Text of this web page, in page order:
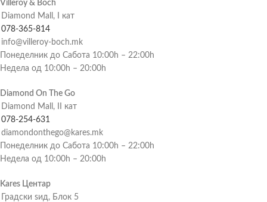
Villeroy & Boch
Diamond Mall, I кат
078-365-814
info@villeroy-boch.mk
Понеделник до Сабота 10:00h – 22:00h
Недела од 10:00h – 20:00h
Diamond On The Go
Diamond Mall, II кат
078-254-631
diamondonthego@kares.mk
Понеделник до Сабота 10:00h – 22:00h
Недела од 10:00h – 20:00h
Kares Центар
Градски ѕид, Блок 5